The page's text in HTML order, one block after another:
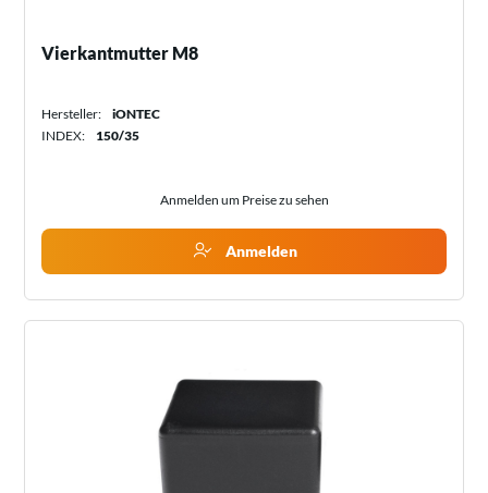
Vierkantmutter M8
Hersteller:
iONTEC
INDEX:
150/35
Anmelden um Preise zu sehen
Anmelden